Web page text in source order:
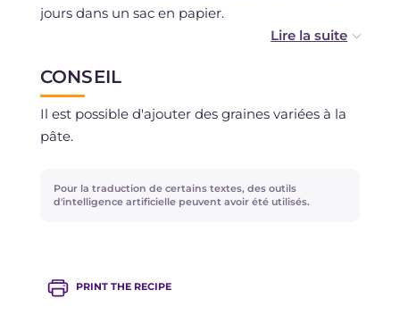
jours dans un sac en papier.
fois refroidi, vous pouvez le couper en tranches !
CONSEIL
Il est possible d'ajouter des graines variées à la
pâte.
Pour la traduction de certains textes, des outils
d'intelligence artificielle peuvent avoir été utilisés.
PRINT THE RECIPE